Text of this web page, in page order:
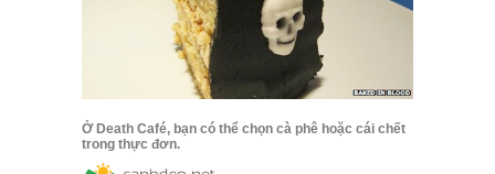
Ở Death Café, bạn có thể chọn cà phê hoặc cái chết
trong thực đơn.